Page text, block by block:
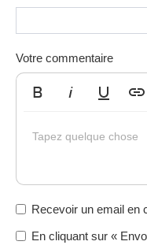
Votre commentaire
Tapez quelque chose
Recevoir un email en
En cliquant sur «